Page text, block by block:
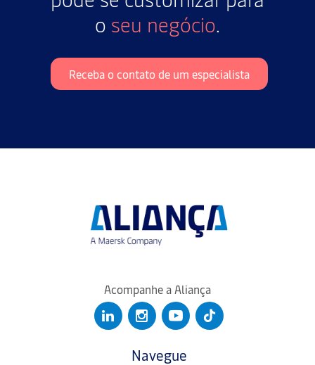
o seu negócio.
Receba o contato de um especialista
Acompanhe a Aliança
Navegue